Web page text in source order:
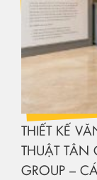
THIẾT KẾ
THUẬT
GROUP –